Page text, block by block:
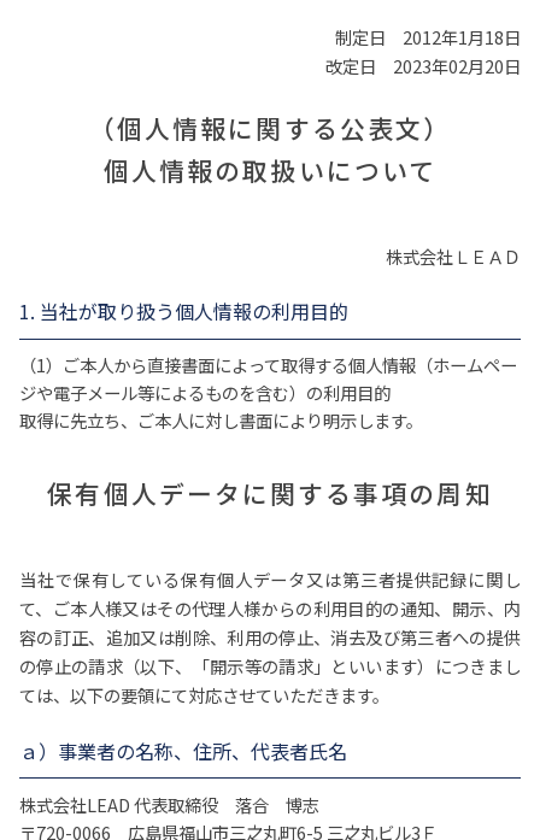
制定日 2012年1月18日
改定日 2023年02月20日
（個人情報に関する公表文）
個人情報の取扱いについて
株式会社ＬＥＡＤ
1. 当社が取り扱う個人情報の利用目的
（1）ご本人から直接書面によって取得する個人情報（ホームペー
ジや電子メール等によるものを含む）の利用目的
取得に先立ち、ご本人に対し書面により明示します。
保有個人データに関する事項の周知
当社で保有している保有個人データ又は第三者提供記録に関し
て、ご本人様又はその代理人様からの利用目的の通知、開示、内
容の訂正、追加又は削除、利用の停止、消去及び第三者への提供
の停止の請求（以下、「開示等の請求」といいます）につきまし
ては、以下の要領にて対応させていただきます。
ａ）事業者の名称、住所、代表者氏名
株式会社LEAD 代表取締役 落合 博志
〒720-0066 広島県福山市三之丸町6-5 三之丸ビル3Ｆ